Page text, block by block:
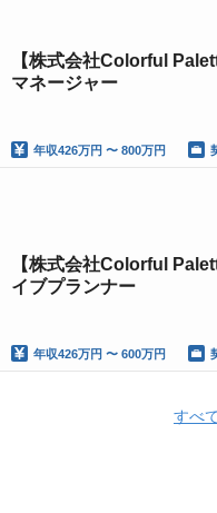
【株式会社Colorful
マネージャー
年収426万円 〜 800万円
【株式会社Colorful
イブプランナー
年収426万円 〜 600万円
すべ